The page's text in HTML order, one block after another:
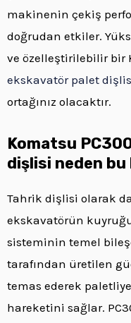
makinenin çekiş
doğrudan etkiler.
ve özelleştirilebilir bir
ekskavatör palet
ortağınız olacaktır.
Komatsu
dişlisi neden
Tahrik dişlisi olarak
ekskavatörün
sisteminin temel
tarafından üretilen
temas ederek
hareketini sağlar.